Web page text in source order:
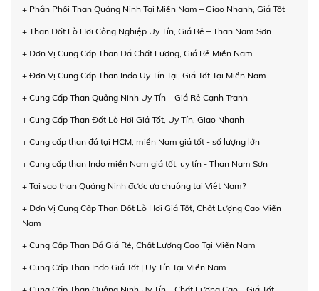
+ Phân Phối Than Quảng Ninh Tại Miền Nam – Giao Nhanh, Giá Tốt
+ Than Đốt Lò Hơi Công Nghiệp Uy Tín, Giá Rẻ – Than Nam Sơn
+ Đơn Vị Cung Cấp Than Đá Chất Lượng, Giá Rẻ Miền Nam
+ Đơn Vị Cung Cấp Than Indo Uy Tín Tại, Giá Tốt Tại Miền Nam
+ Cung Cấp Than Quảng Ninh Uy Tín – Giá Rẻ Cạnh Tranh
+ Cung Cấp Than Đốt Lò Hơi Giá Tốt, Uy Tín, Giao Nhanh
+ Cung cấp than đá tại HCM, miền Nam giá tốt - số lượng lớn
+ Cung cấp than Indo miền Nam giá tốt, uy tín - Than Nam Sơn
+ Tại sao than Quảng Ninh được ưa chuộng tại Việt Nam?
+ Đơn Vị Cung Cấp Than Đốt Lò Hơi Giá Tốt, Chất Lượng Cao Miền
Nam
+ Cung Cấp Than Đá Giá Rẻ, Chất Lượng Cao Tại Miền Nam
+ Cung Cấp Than Indo Giá Tốt | Uy Tín Tại Miền Nam